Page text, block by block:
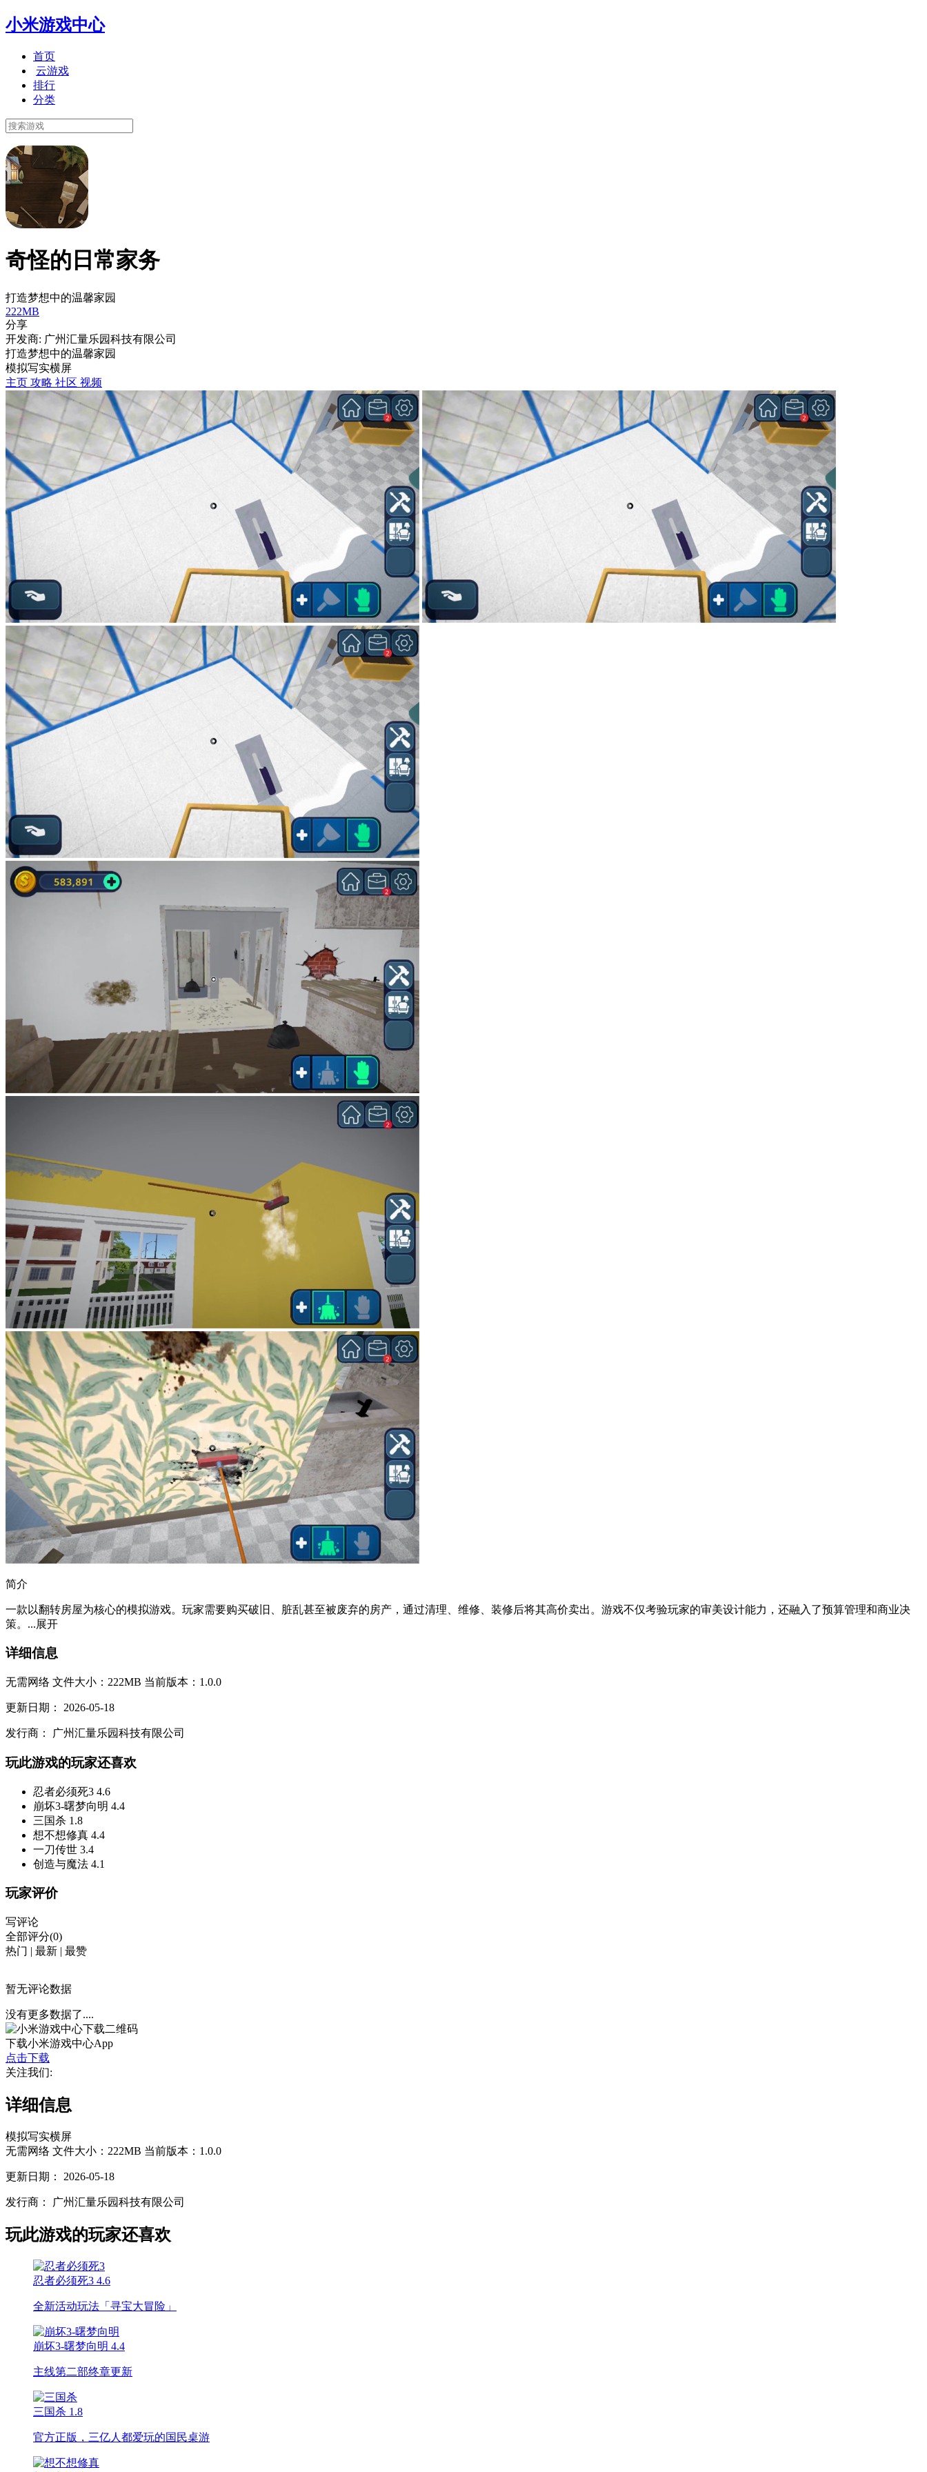
小米游戏中心
首页
云游戏
排行
分类
奇怪的日常家务
打造梦想中的温馨家园
222MB
分享
开发商: 广州汇量乐园科技有限公司
打造梦想中的温馨家园
模拟写实横屏
主页 攻略 社区 视频
简介
一款以翻转房屋为核心的模拟游戏。玩家需要购买破旧、脏乱甚至被废弃的房产，通过清理、维修、装修后将其高价卖出。游戏不仅考验玩家的审美设计能力，还融入了预算管理和商业决
策。...展开
详细信息
无需网络 文件大小：222MB 当前版本：1.0.0
更新日期： 2026-05-18
发行商： 广州汇量乐园科技有限公司
玩此游戏的玩家还喜欢
忍者必须死3 4.6
崩坏3-曙梦向明 4.4
三国杀 1.8
想不想修真 4.4
一刀传世 3.4
创造与魔法 4.1
玩家评价
写评论
全部评分(0)
热门 | 最新 | 最赞
暂无评论数据
没有更多数据了....
下载小米游戏中心App
点击下载
关注我们:
详细信息
模拟写实横屏
无需网络 文件大小：222MB 当前版本：1.0.0
更新日期： 2026-05-18
发行商： 广州汇量乐园科技有限公司
玩此游戏的玩家还喜欢
忍者必须死3 4.6
全新活动玩法「寻宝大冒险」
崩坏3-曙梦向明 4.4
主线第二部终章更新
三国杀 1.8
官方正版，三亿人都爱玩的国民桌游